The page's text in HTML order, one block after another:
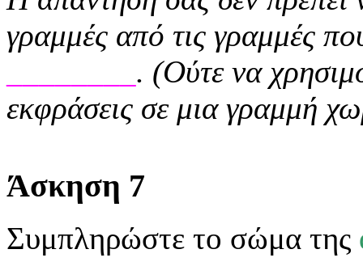
γραμμές από τις γραμμές
. (Ούτε να
εκφράσεις σε μια γραμμή
Άσκηση 7
Συμπληρώστε το σώμα της